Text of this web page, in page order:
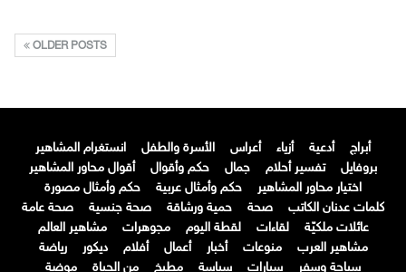
OLDER POSTS
أبراج أدعية أزياء أعراس الأسرة والطفل
انستغرام المشاهير
بروفايل
تفسير أحلام جمال حكم وأقوال
أقوال محاور المشاهير
اختيار محاور المشاهير
حكم وأمثال عربية
حكم وأمثال مصورة
كلمات عدنان الكاتب
صحة حمية ورشاقة صحة جنسية
صحة عامة
عائلات ملكيّة
لقاءات لقطة اليوم مجوهرات
مشاهير العالم
مشاهير العرب
منوعات أخبار أعمال أفلام ديكور
رياضة
سياحة وسفر
سيارات سياسة مطبخ من الحياة موضة